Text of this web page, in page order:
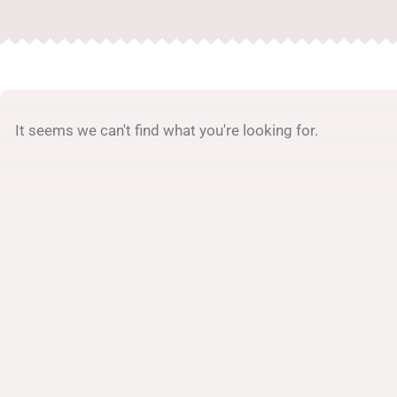
It seems we can't find what you're looking for.